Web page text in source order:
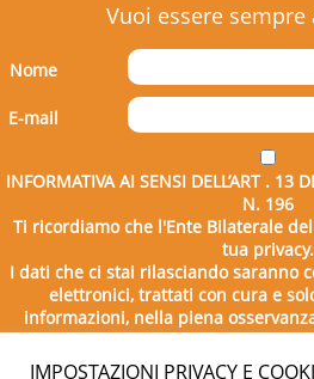
Vuoi essere sempre
Nome
E-mail
INFORMATIVA AI SENSI DELL’ART . 13
N. 196
Ti ricordiamo che l'Ente Bilaterale
tua privacy.
I dati che ci stai rilasciando saranno
elettronici, trattati con cura e
informazioni, nella piena
196/2003.
IMPOSTAZIONI PRIVACY E